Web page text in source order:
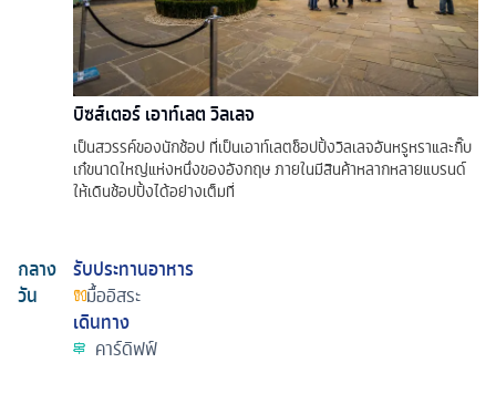
บิซส์เตอร์ เอาท์เลต วิลเลจ
เป็นสวรรค์ของนักช้อป ที่เป็นเอาท์เลตช็อปปิ้งวิลเลจอันหรูหราและกิ๊บ
เก๋ขนาดใหญ่แห่งหนึ่งของอังกฤษ ภายในมีสินค้าหลากหลายแบรนด์
ให้เดินช้อปปิ้งได้อย่างเต็มที่
กลาง
วัน
รับประทานอาหาร
มื้ออิสระ
เดินทาง
คาร์ดิฟฟ์